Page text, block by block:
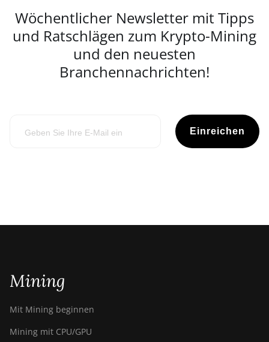
Wöchentlicher Newsletter mit Tipps
und Ratschlägen zum Krypto-Mining
und den neuesten
Branchennachrichten!
Einreichen
Mining
Mit Mining beginnen
Mining mit CPU/GPU